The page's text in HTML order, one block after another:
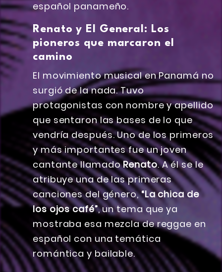
español panameño.
Renato y El General: Los
pioneros que marcaron el
camino
El movimiento musical en Panamá no
surgió de la nada. Tuvo
protagonistas con nombre y apellido
que sentaron las bases de lo que
vendría después. Uno de los primeros
y más importantes fue un joven
cantante llamadoRenato. A él se le
atribuye una de las primeras
canciones del género,“La chica de
los ojos café”, un tema que ya
mostraba esa mezcla de reggae en
español con una temática
romántica y bailable.